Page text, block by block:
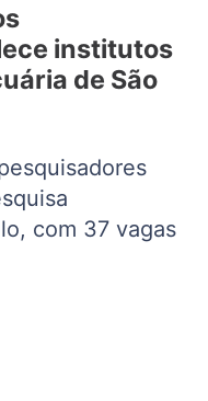
institutos
de São
com 37 vagas